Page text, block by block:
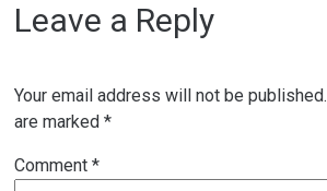
Leave a Reply
Your email address will not be published.
are marked *
Comment *